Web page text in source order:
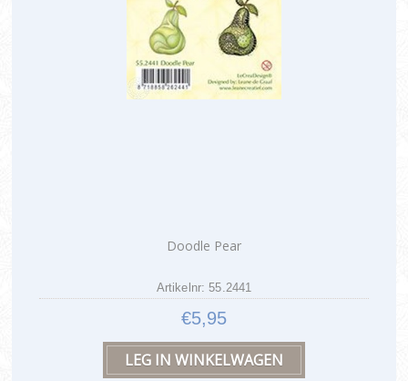
Doodle Pear
Artikelnr: 55.2441
€5,95